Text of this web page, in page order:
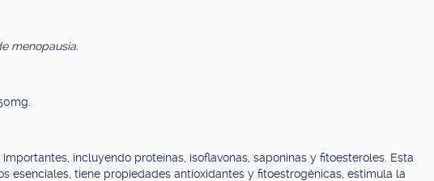
menopausia.
incluyendo proteínas, isoflavonas, saponinas y fitoesteroles. Esta
esenciales, tiene propiedades antioxidantes y fitoestrogénicas, estimula la